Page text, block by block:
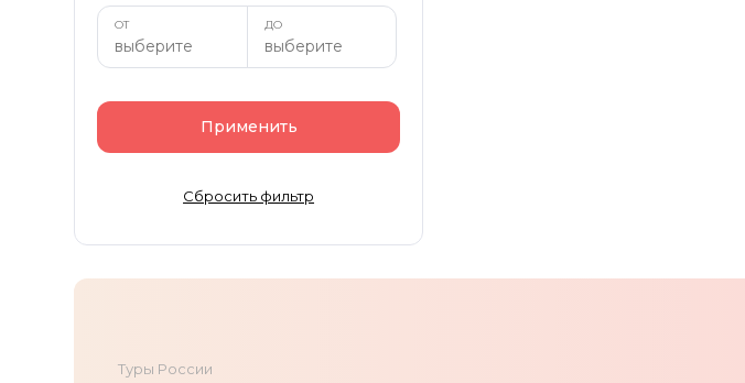
Бурятия
Дагестан
Забайкалье
Зарубеж
Иркутская область
Кабардино-Балкария
Калмыкия
ОТ ДО
Применить
Сбросить фильтр
Туры России